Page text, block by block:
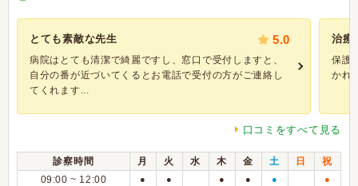
とても素敵な先生 5.0
病院はとても清潔で綺麗ですし、窓口で受付しますと、
自分の番が近づいてくるとお電話で受付の方がご連絡し
てくれます...
治療
保護
かれ
口コミをすべて見る
診察時間 月 火 水 木 金 土 日
祝
09:00 ~ 12:00
● ● ● ● ● ●